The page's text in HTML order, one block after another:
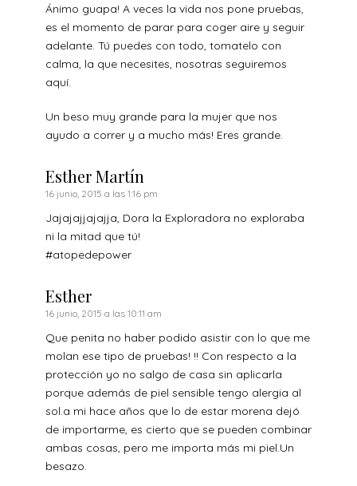
Ánimo guapa! A veces la vida nos pone pruebas,
es el momento de parar para coger aire y seguir
adelante. Tú puedes con todo, tomatelo con
calma, la que necesites, nosotras seguiremos
aquí.
Un beso muy grande para la mujer que nos
ayudo a correr y a mucho más! Eres grande.
Esther Martín
16 junio, 2015 a las 1:16 pm
Jajajajjajajja, Dora la Exploradora no exploraba
ni la mitad que tú!
#atopedepower
Esther
16 junio, 2015 a las 10:11 am
Que penita no haber podido asistir con lo que me
molan ese tipo de pruebas! !! Con respecto a la
protección yo no salgo de casa sin aplicarla
porque además de piel sensible tengo alergia al
sol.a mi hace años que lo de estar morena dejó
de importarme, es cierto que se pueden combinar
ambas cosas, pero me importa más mi piel.Un
besazo.